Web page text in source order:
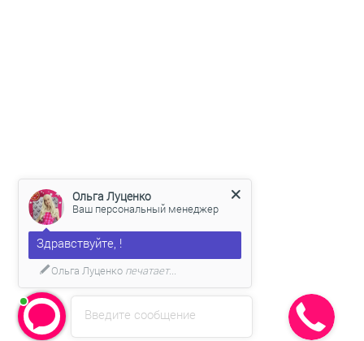
Введите сообщение
Ольга Луценко
Ваш персональный менеджер
Здравствуйте, !
Ольга Луценко печатает...